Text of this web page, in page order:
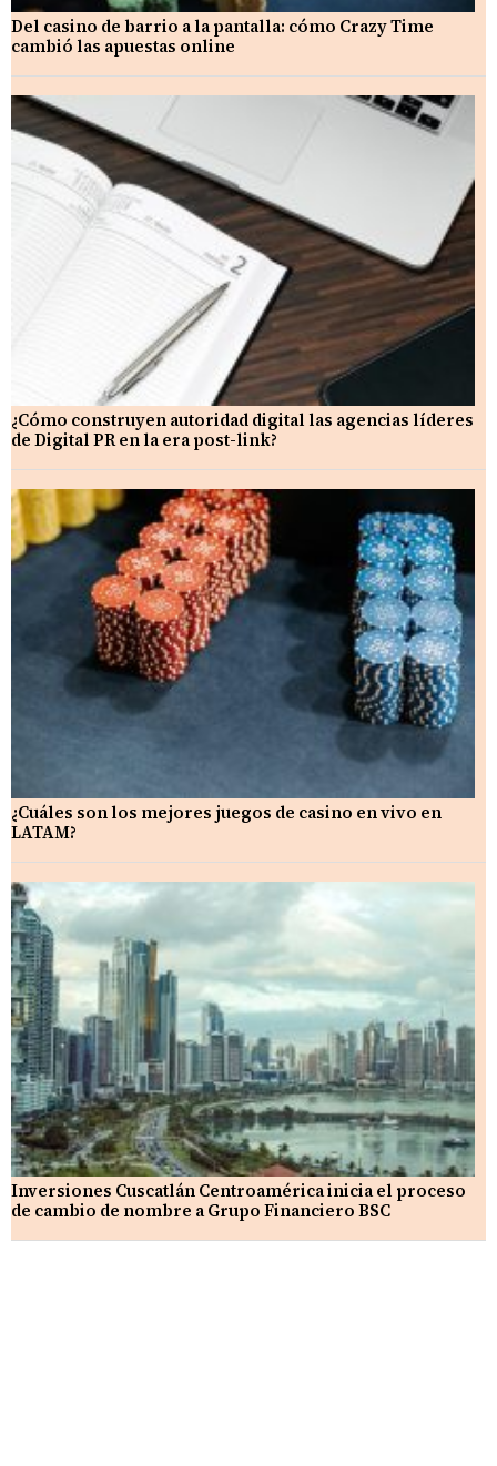
Del casino de barrio a la pantalla: cómo Crazy Time
cambió las apuestas online
¿Cómo construyen autoridad digital las agencias líderes
de Digital PR en la era post-link?
¿Cuáles son los mejores juegos de casino en vivo en
LATAM?
Inversiones Cuscatlán Centroamérica inicia el proceso
de cambio de nombre a Grupo Financiero BSC